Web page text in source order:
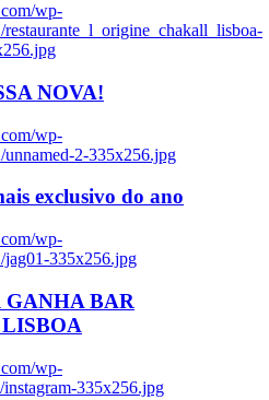
wp-
NOVA!
wp-
unnamed-2-335x256.jpg
exclusivo do ano
wp-
jag01-335x256.jpg
BAR
wp-
335x256.jpg